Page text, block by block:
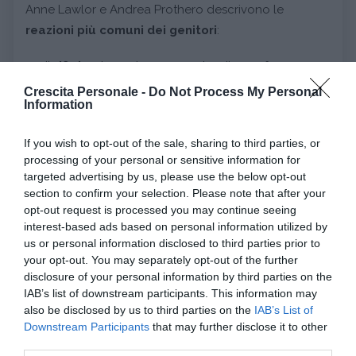
Crescita Personale - Do Not Process My Personal
Information
If you wish to opt-out of the sale, sharing to third parties, or
processing of your personal or sensitive information for
targeted advertising by us, please use the below opt-out
section to confirm your selection. Please note that after your
opt-out request is processed you may continue seeing
interest-based ads based on personal information utilized by
us or personal information disclosed to third parties prior to
your opt-out. You may separately opt-out of the further
disclosure of your personal information by third parties on the
IAB’s list of downstream participants. This information may
also be disclosed by us to third parties on the IAB’s List of
Downstream Participants that may further disclose it to other
Anne Lawlor e Andrea Prothero descrivono le
reazioni più comuni dei genitori:
Ilrifiutoche può assumere tre diverse forme.
Quello netto deciso che non ammette repliche o
spiegazioni, quello debole che lascia al bambino
forma è quella in cui il genitore rifiuta di comprare
l’oggetto, ma suggerisce altre vie al bambino,
come usare i propri risparmi o chiederlo in regalo
in futuro;
Una seconda possibilità è lapromessache
l’acquisto avverrà in un prossimo futuro. In questo
caso se non si è sinceri e soprattutto, se non si
fissa una data/occasione è probabile che il
bambino continui a ricordare la promessa;